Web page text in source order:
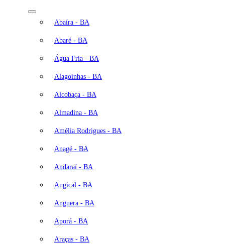
Abaíra - BA
Abaré - BA
Água Fria - BA
Alagoinhas - BA
Alcobaça - BA
Almadina - BA
Amélia Rodrigues - BA
Anagé - BA
Andaraí - BA
Angical - BA
Anguera - BA
Aporá - BA
Araças - BA